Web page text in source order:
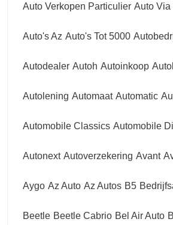
Auto Verkopen Particulier Auto Via
Auto's Az Auto's Tot 5000
Autodealer Autoh Autoinkoop
Autolening Automaat Automatic
Automobile Classics Automobile
Autonext Autoverzekering Avant
Aygo Az Auto Az Autos B5
Beetle Beetle Cabrio Bel Air Auto